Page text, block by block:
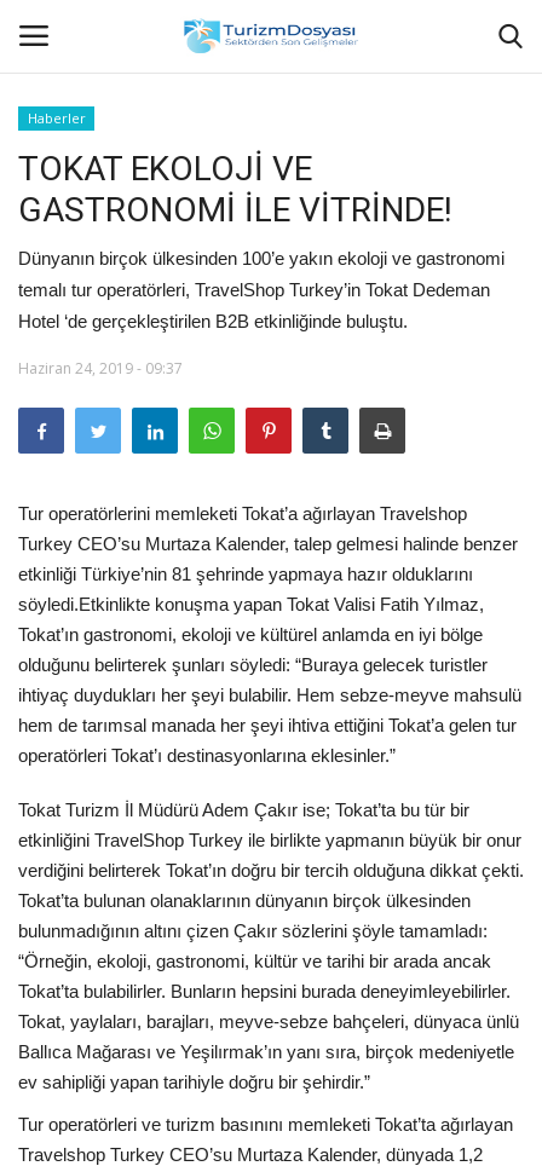
Anasayfa
Bize Ulaşın
Künye
KVKK Aydınlatma Metni
Görüntülü
Araştırma - İnceleme
Lezzet Durakları
Röportajlar
Sizlerden Gelenler
Yorumlar
Video Tanıtım
Köşe Yazarları
Galeri
Haberler
TOKAT EKOLOJİ VE
GASTRONOMİ İLE VİTRİNDE!
Dünyanın birçok ülkesinden 100’e yakın ekoloji ve gastronomi
temalı tur operatörleri, TravelShop Turkey’in Tokat Dedeman
Hotel ‘de gerçekleştirilen B2B etkinliğinde buluştu.
Haziran 24, 2019 - 09:37
Tur operatörlerini memleketi Tokat’a ağırlayan Travelshop
Turkey CEO’su Murtaza Kalender, talep gelmesi halinde benzer
etkinliği Türkiye’nin 81 şehrinde yapmaya hazır olduklarını
söyledi.Etkinlikte konuşma yapan Tokat Valisi Fatih Yılmaz,
Tokat’ın gastronomi, ekoloji ve kültürel anlamda en iyi bölge
olduğunu belirterek şunları söyledi: “Buraya gelecek turistler
ihtiyaç duydukları her şeyi bulabilir. Hem sebze-meyve mahsulü
hem de tarımsal manada her şeyi ihtiva ettiğini Tokat’a gelen tur
operatörleri Tokat’ı destinasyonlarına eklesinler.”
Tokat Turizm İl Müdürü Adem Çakır ise; Tokat’ta bu tür bir
etkinliğini TravelShop Turkey ile birlikte yapmanın büyük bir onur
verdiğini belirterek Tokat’ın doğru bir tercih olduğuna dikkat çekti.
Tokat’ta bulunan olanaklarının dünyanın birçok ülkesinden
bulunmadığının altını çizen Çakır sözlerini şöyle tamamladı:
“Örneğin, ekoloji, gastronomi, kültür ve tarihi bir arada ancak
Tokat’ta bulabilirler. Bunların hepsini burada deneyimleyebilirler.
Tokat, yaylaları, barajları, meyve-sebze bahçeleri, dünyaca ünlü
Ballıca Mağarası ve Yeşilırmak’ın yanı sıra, birçok medeniyetle
ev sahipliği yapan tarihiyle doğru bir şehirdir.”
Tur operatörleri ve turizm basınını memleketi Tokat’ta ağırlayan
Travelshop Turkey CEO’su Murtaza Kalender, dünyada 1,2